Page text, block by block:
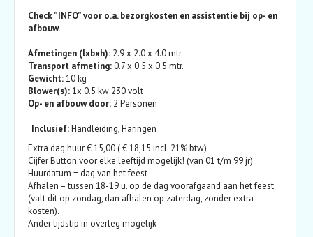
Check ”INFO” voor o.a. bezorgkosten en assistentie bij op- en
afbouw.
Afmetingen (lxbxh): 2.9 x 2.0 x 4.0 mtr.
Transport afmeting: 0.7 x 0.5 x 0.5 mtr.
Gewicht:10 kg
Blower(s):1x 0.5 kw 230 volt
Op- en afbouw door: 2 Personen
Inclusief:Handleiding, Haringen
Extra dag huur € 15,00 ( € 18,15 incl. 21% btw)
Cijfer Button voor elke leeftijd mogelijk! (van 01 t/m 99 jr)
Huurdatum = dag van het feest
Afhalen = tussen 18-19 u. op de dag voorafgaand aan het feest
(valt dit op zondag, dan afhalen op zaterdag, zonder extra
kosten).
Ander tijdstip in overleg mogelijk